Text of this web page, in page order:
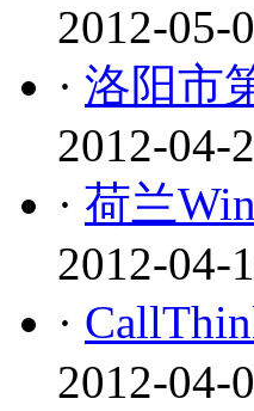
2012-05-
· 洛阳市
2012-04-
· 荷兰
2012-04-
·
2012-04-